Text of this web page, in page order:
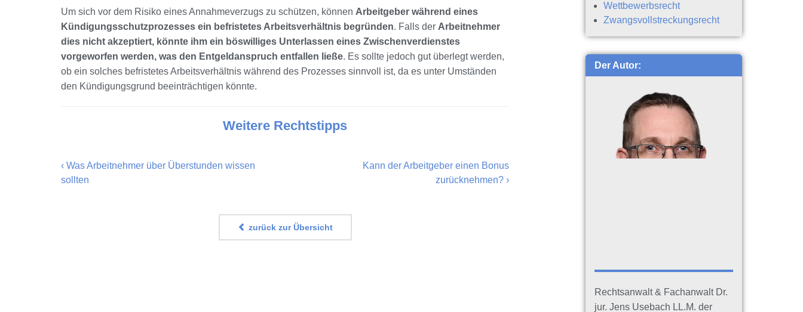
Um sich vor dem Risiko eines Annahmeverzugs zu schützen, können Arbeitgeber während eines
Kündigungsschutzprozesses ein befristetes Arbeitsverhältnis begründen. Falls der Arbeitnehmer
dies nicht akzeptiert, könnte ihm ein böswilliges Unterlassen eines Zwischenverdienstes
vorgeworfen werden, was den Entgeldanspruch entfallen ließe. Es sollte jedoch gut überlegt werden,
ob ein solches befristetes Arbeitsverhältnis während des Prozesses sinnvoll ist, da es unter Umständen
den Kündigungsgrund beeinträchtigen könnte.
Weitere Rechtstipps
‹ Was Arbeitnehmer über Überstunden wissen
sollten
Kann der Arbeitgeber einen Bonus
zurücknehmen? ›
zurück zur Übersicht
Wettbewerbsrecht
Zwangsvollstreckungsrecht
Der Autor:
Rechtsanwalt & Fachanwalt Dr.
jur. Jens Usebach LL.M. der